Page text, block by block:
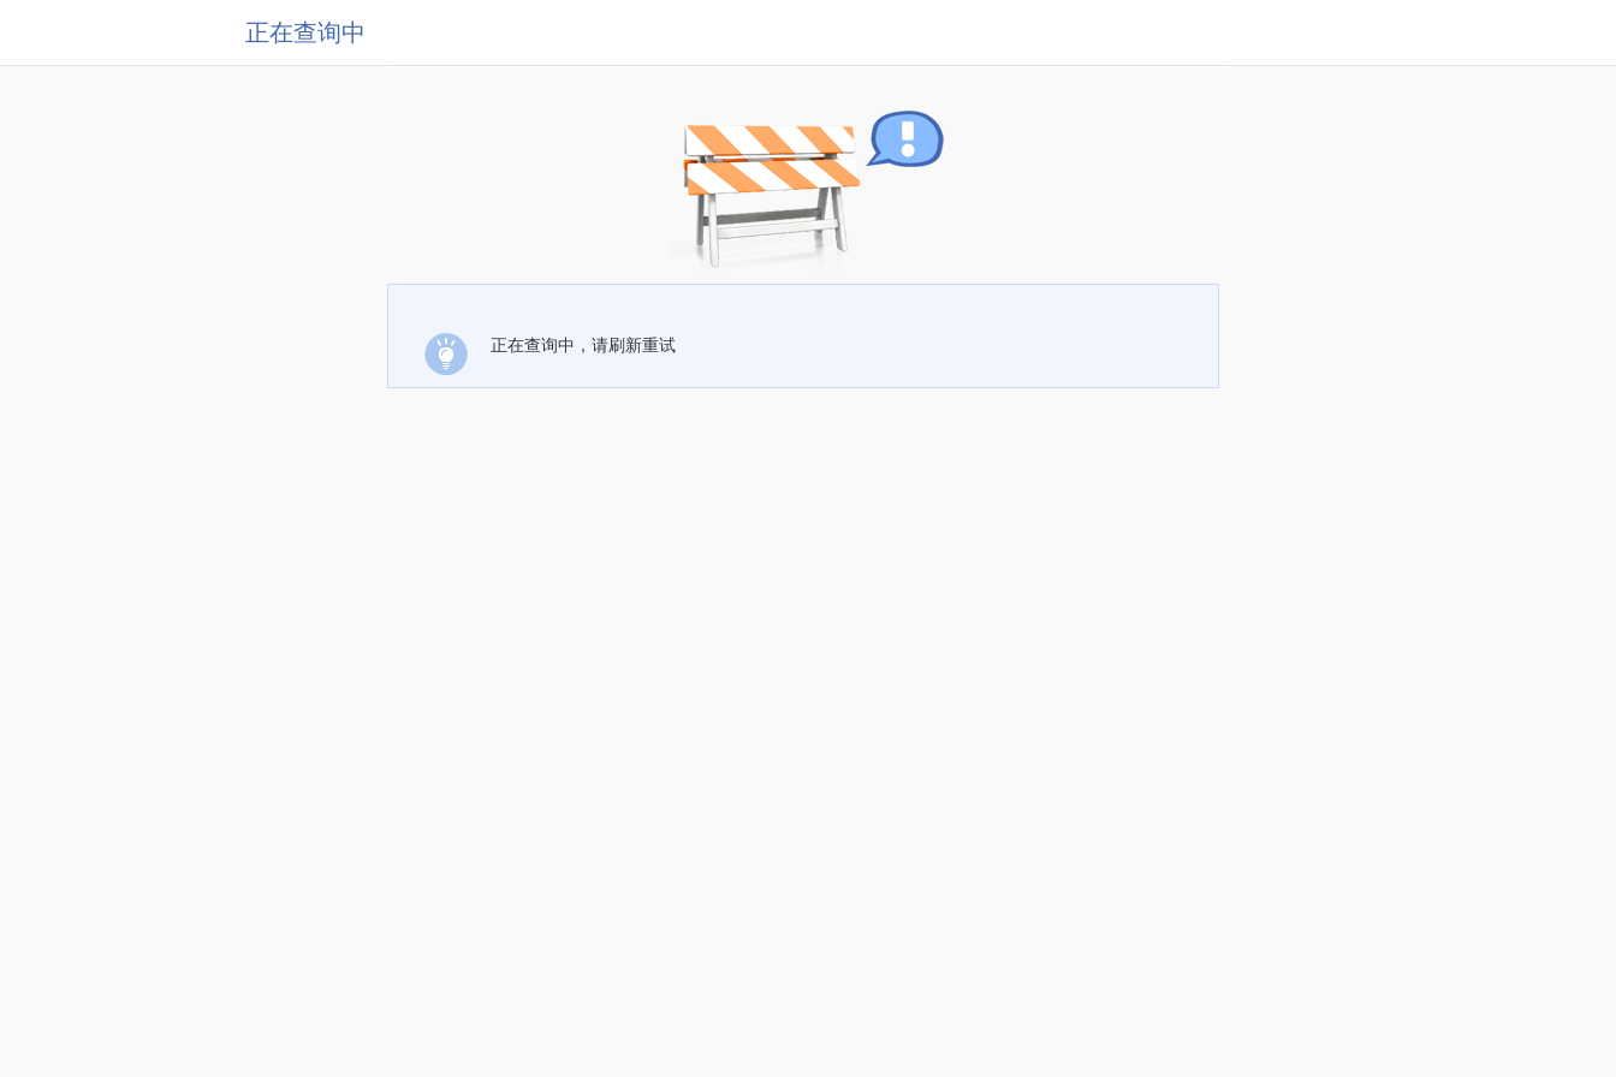
正在查询中
正在查询中，请刷新重试